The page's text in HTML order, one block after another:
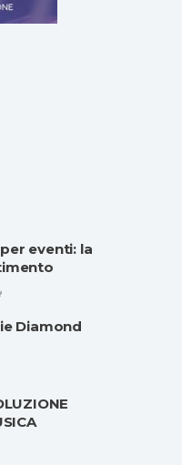
eventi: la
Diamond